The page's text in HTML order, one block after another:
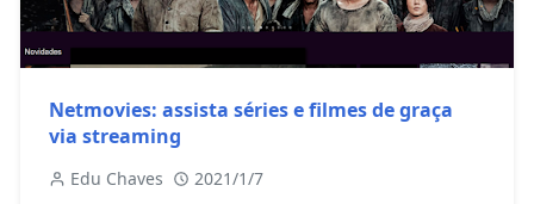
Netmovies: assista séries e filmes de graça
via streaming
Edu Chaves 2021/1/7